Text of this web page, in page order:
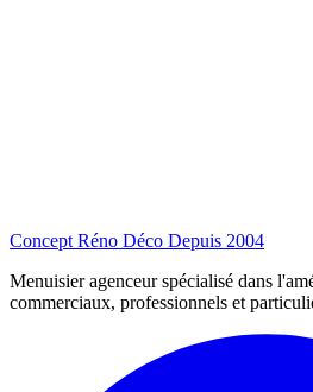
Concept Réno Déco Depuis 2004
Menuisier agenceur spécialisé dans
commerciaux, professionnels et